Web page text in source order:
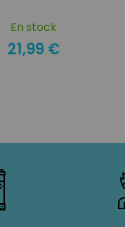
En stock
21,99 €